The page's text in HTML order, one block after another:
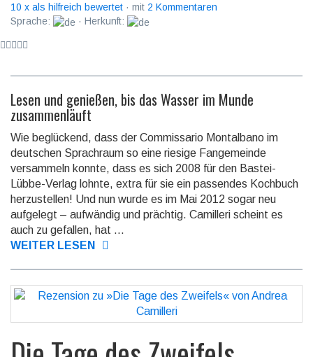
10 x als hilfreich bewertet · mit 2 Kommentaren
Sprache:
· Herkunft:
Lesen und genießen, bis das Wasser im Munde
zusammenläuft
Wie beglückend, dass der Commissario Montalbano im
deutschen Sprachraum so eine riesige Fangemeinde
versammeln konnte, dass es sich 2008 für den Bastei-
Lübbe-Verlag lohnte, extra für sie ein passendes Kochbuch
herzustellen! Und nun wurde es im Mai 2012 sogar neu
aufgelegt – aufwändig und prächtig. Camilleri scheint es
auch zu gefallen, hat ...
WEITER LESEN